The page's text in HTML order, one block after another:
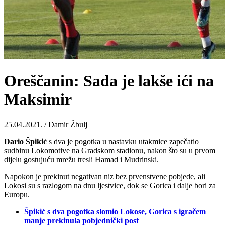
Oreščanin: Sada je lakše ići na
Maksimir
25.04.2021. / Damir Žbulj
Dario Špikić s dva je pogotka u nastavku utakmice zapečatio
sudbinu Lokomotive na Gradskom stadionu, nakon što su u prvom
dijelu gostujuću mrežu tresli Hamad i Mudrinski.
Napokon je prekinut negativan niz bez prvenstvene pobjede, ali
Lokosi su s razlogom na dnu ljestvice, dok se Gorica i dalje bori za
Europu.
Špikić s dva pogotka slomio Lokose, Gorica s igračem
manje prekinula pobjednički post